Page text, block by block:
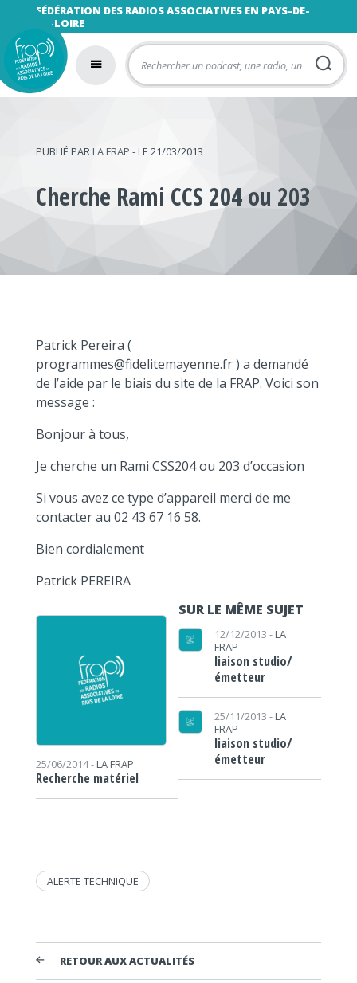
FÉDÉRATION DES RADIOS ASSOCIATIVES EN PAYS-DE-
LA-LOIRE
PUBLIÉ PAR LA FRAP - LE 21/03/2013
Cherche Rami CCS 204 ou 203
Patrick Pereira (
programmes@fidelitemayenne.fr ) a demandé
de l’aide par le biais du site de la FRAP. Voici son
message :
Bonjour à tous,
Je cherche un Rami CSS204 ou 203 d’occasion
Si vous avez ce type d’appareil merci de me
contacter au 02 43 67 16 58.
Bien cordialement
Patrick PEREIRA
SUR LE MÊME SUJET
25/06/2014 - LA FRAP
Recherche matériel
12/12/2013 - LA
FRAP
liaison studio/
émetteur
25/11/2013 - LA
FRAP
liaison studio/
émetteur
ALERTE TECHNIQUE
RETOUR AUX ACTUALITÉS